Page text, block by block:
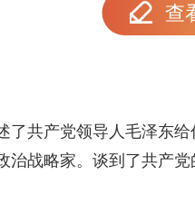
查
了共产党领导人毛泽东
治战略家。谈到了共产